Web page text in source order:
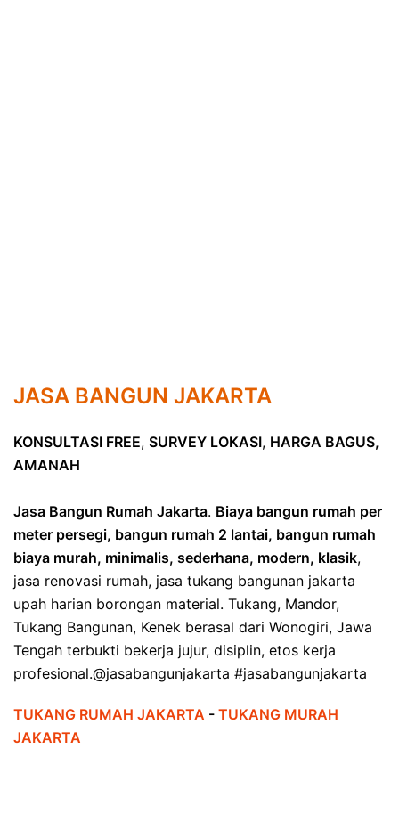
JASA BANGUN JAKARTA
KONSULTASI FREE, SURVEY LOKASI, HARGA BAGUS,
AMANAH
Jasa Bangun Rumah Jakarta. Biaya bangun rumah per
meter persegi, bangun rumah 2 lantai, bangun rumah
biaya murah, minimalis, sederhana, modern, klasik,
jasa renovasi rumah, jasa tukang bangunan jakarta
upah harian borongan material. Tukang, Mandor,
Tukang Bangunan, Kenek berasal dari Wonogiri, Jawa
Tengah terbukti bekerja jujur, disiplin, etos kerja
profesional.@jasabangunjakarta #jasabangunjakarta
TUKANG RUMAH JAKARTA - TUKANG MURAH
JAKARTA